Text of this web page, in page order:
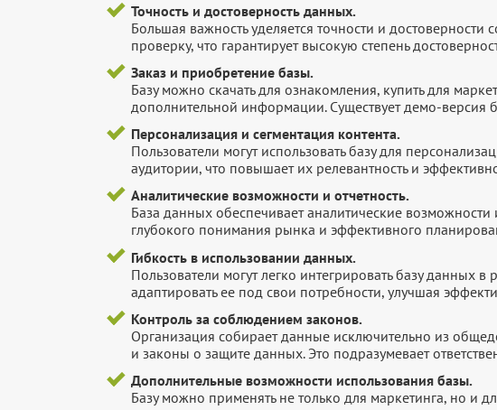
Точность и достоверность данных.
Большая важность уделяется точности и
проверку, что гарантирует высокую степень
Заказ и приобретение базы.
Базу можно скачать для ознакомления, купить для
дополнительной информации. Существует демо-версия
Персонализация и сегментация контента.
Пользователи могут использовать базу для
аудитории, что повышает их релевантность и
Аналитические возможности и отчетность.
База данных обеспечивает аналитические
глубокого понимания рынка и эффективного
Гибкость в использовании данных.
Пользователи могут легко интегрировать базу данных
адаптировать ее под свои потребности, улучшая
Контроль за соблюдением законов.
Организация собирает данные исключительно из
и законы о защите данных. Это подразумевает
Дополнительные возможности использования базы.
Базу можно применять не только для маркетинга, но и